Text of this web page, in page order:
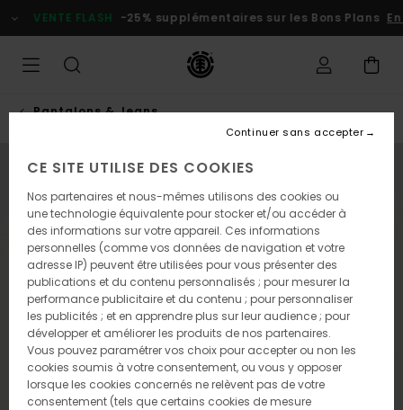
l'information
VENTE FLASH -25% supplémentaires sur les Bons Plans En
Pantalons & Jeans
NOUVEAUTÉ
CE SITE UTILISE DES COOKIES
Nos partenaires et nous-mêmes utilisons des cookies ou
une technologie équivalente pour stocker et/ou accéder à
des informations sur votre appareil. Ces informations
personnelles (comme vos données de navigation et votre
adresse IP) peuvent être utilisées pour vous présenter des
publications et du contenu personnalisés ; pour mesurer la
performance publicitaire et du contenu ; pour personnaliser
les publicités ; et en apprendre plus sur leur audience ; pour
développer et améliorer les produits de nos partenaires.
Vous pouvez paramétrer vos choix pour accepter ou non les
cookies soumis à votre consentement, ou vous y opposer
lorsque les cookies concernés ne relèvent pas de votre
consentement (tels que certains cookies de mesure
Continuer sans accepter